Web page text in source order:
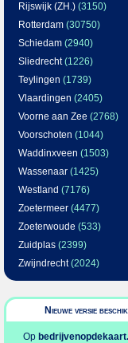
Rijswijk (ZH.) (3150)
Rotterdam (30750)
Schiedam (2940)
Sliedrecht(1226)
Teylingen (1739)
Vlaardingen (2405)
Voorne aan Zee (2768)
Voorschoten (1044)
Waddinxveen (1503)
Wassenaar (1425)
Westland (7176)
Zoetermeer (4477)
Zoeterwoude (533)
Zuidplas (2399)
Zwijndrecht(2024)
Nieuwe versie
Op